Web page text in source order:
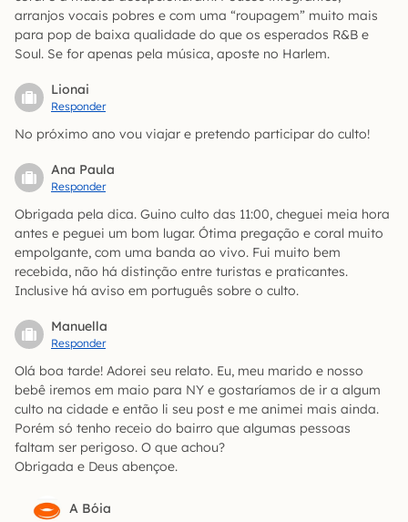
arranjos vocais pobres e com uma “roupagem” muito mais
para pop de baixa qualidade do que os esperados R&B e
Soul. Se for apenas pela música, aposte no Harlem.
Lionai
Responder
No próximo ano vou viajar e pretendo participar do culto!
Ana Paula
Responder
Obrigada pela dica. Guino culto das 11:00, cheguei meia hora
antes e peguei um bom lugar. Ótima pregação e coral muito
empolgante, com uma banda ao vivo. Fui muito bem
recebida, não há distinção entre turistas e praticantes.
Inclusive há aviso em português sobre o culto.
Manuella
Responder
Olá boa tarde! Adorei seu relato. Eu, meu marido e nosso
bebê iremos em maio para NY e gostaríamos de ir a algum
culto na cidade e então li seu post e me animei mais ainda.
Porém só tenho receio do bairro que algumas pessoas
faltam ser perigoso. O que achou?
Obrigada e Deus abençoe.
A Bóia